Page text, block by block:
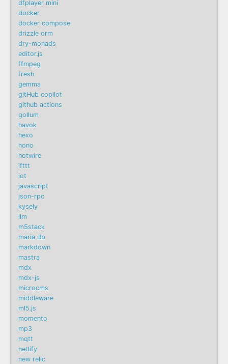
dfplayer mini
docker
docker compose
drizzle orm
dry-monads
editor.js
ffmpeg
fresh
gemma
gitHub copilot
github actions
gollum
havok
hexo
hono
hotwire
ifttt
iot
javascript
json-rpc
kysely
llm
m5stack
maria db
markdown
mastra
mdx
mdx-js
microcms
middleware
ml5.js
momento
mp3
mqtt
netlify
new relic